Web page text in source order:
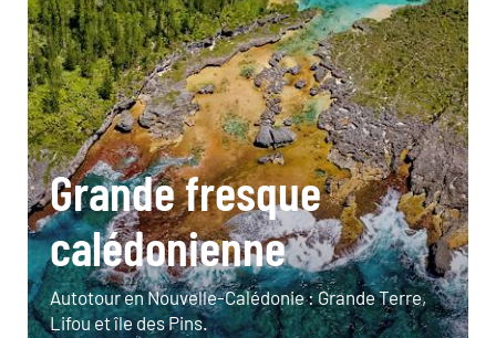
Grande fresque
calédonienne
Autotour en Nouvelle-Calédonie : Grande Terre,
Lifou et île des Pins.